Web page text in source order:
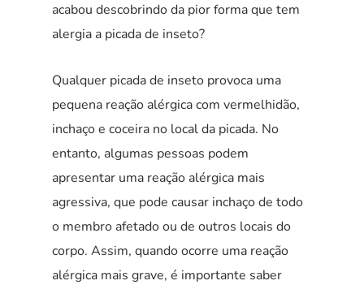
acabou descobrindo da pior forma que tem
alergia a picada de inseto?
Qualquer picada de inseto provoca uma
pequena reação alérgica com vermelhidão,
inchaço e coceira no local da picada. No
entanto, algumas pessoas podem
apresentar uma reação alérgica mais
agressiva, que pode causar inchaço de todo
o membro afetado ou de outros locais do
corpo. Assim, quando ocorre uma reação
alérgica mais grave, é importante saber